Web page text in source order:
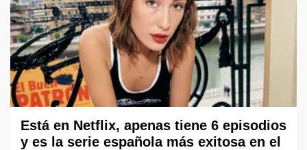
Está en Netflix, apenas tiene 6 episodios
y es la serie española más exitosa en el